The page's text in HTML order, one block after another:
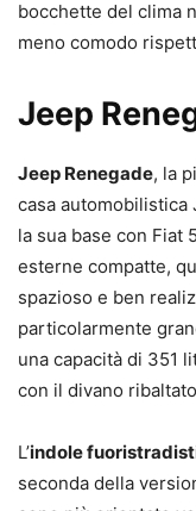
bocchette del clima
meno comodo
Jeep
Jeep Renegade, la
casa automobilistica
la sua base con Fiat
esterne compatte,
spazioso e ben
particolarmente
una capacità di 351
con il divano
L’indole
seconda della